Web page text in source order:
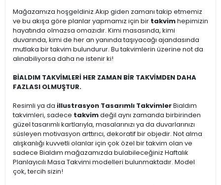
Mağazamıza hoşgeldiniz.Akıp giden zamanı takip etmemiz
ve bu akışa göre planlar yapmamız için bir takvimhepimizin
hayatında olmazsa omazıdır. Kimi masasında, kimi
duvarında, kimi de her an yanında taşıyacağı ajandasında
mutlaka bir takvim bulundurur. Bu takvimlerin üzerine not da
alınabiliyorsa daha ne istenir ki!
BİALDIM TAKVİMLERİ HER ZAMAN BİR TAKVİMDEN DAHA
FAZLASI OLMUŞTUR.
Resimli ya da illustrasyon Tasarımlı TakvimlerBialdım
takvimleri, sadece takvimdeğil aynı zamanda birbirinden
güzel tasarımlı kartlarıyla, masalarınızı ya da duvarlarınızı
süsleyen motivasyon arttırıcı, dekoratif bir objedir. Not alma
alışkanlığı kuvvetli olanlar için çok özel bir takvim olan ve
sadece Bialdım mağazamızda bulabileceğiniz Haftalık
Planlayıcılı Masa Takvimi modelleri bulunmaktadır. Model
çok, tercih sizin!